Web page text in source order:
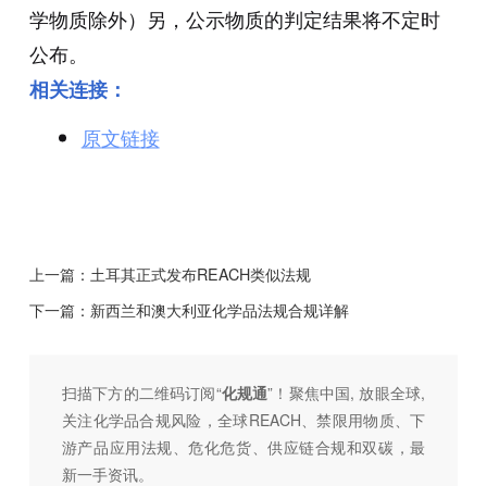
学物质除外）另，公示物质的判定结果将不定时
公布。
相关连接：
原文链接
上一篇： 土耳其正式发布REACH类似法规
下一篇： 新西兰和澳大利亚化学品法规合规详解
扫描下方的二维码订阅“化规通”！聚焦中国, 放眼全球,
关注化学品合规风险，全球REACH、禁限用物质、下
游产品应用法规、危化危货、供应链合规和双碳，最
新一手资讯。